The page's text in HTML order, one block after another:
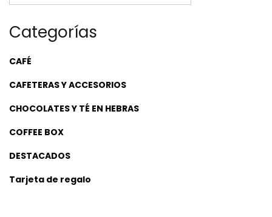
Categorías
CAFÉ
CAFETERAS Y ACCESORIOS
CHOCOLATES Y TÉ EN HEBRAS
COFFEE BOX
DESTACADOS
Tarjeta de regalo